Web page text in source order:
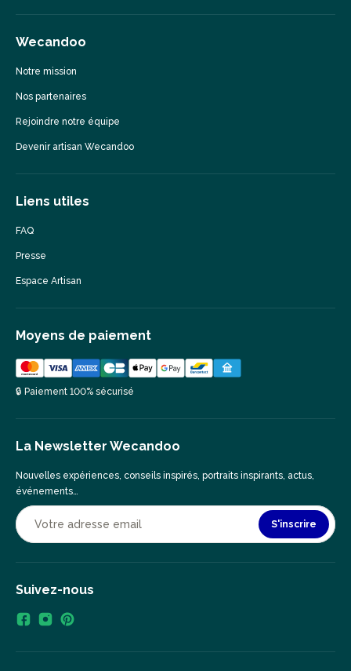
Wecandoo
Notre mission
Nos partenaires
Rejoindre notre équipe
Devenir artisan Wecandoo
Liens utiles
FAQ
Presse
Espace Artisan
Moyens de paiement
🔒 Paiement 100% sécurisé
La Newsletter Wecandoo
Nouvelles expériences, conseils inspirés, portraits inspirants, actus,
événements…
S'inscrire
Suivez-nous